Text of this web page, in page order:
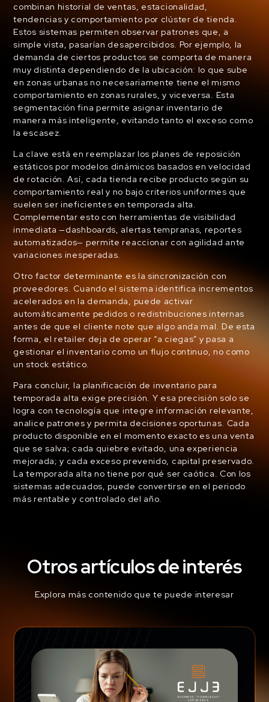
combinan historial de ventas, estacionalidad,
tendencias y comportamiento por clúster de tienda.
Estos sistemas permiten observar patrones que, a
simple vista, pasarían desapercibidos. Por ejemplo, la
demanda de ciertos productos se comporta de manera
muy distinta dependiendo de la ubicación: lo que sube
en zonas urbanas no necesariamente tiene el mismo
comportamiento en zonas rurales, y viceversa. Esta
segmentación fina permite asignar inventario de
manera más inteligente, evitando tanto el exceso como
la escasez.
La clave está en reemplazar los planes de reposición
estáticos por modelos dinámicos basados en velocidad
de rotación. Así, cada tienda recibe producto según su
comportamiento real y no bajo criterios uniformes que
suelen ser ineficientes en temporada alta.
Complementar esto con herramientas de visibilidad
inmediata —dashboards, alertas tempranas, reportes
automatizados— permite reaccionar con agilidad ante
variaciones inesperadas.
Otro factor determinante es la sincronización con
proveedores. Cuando el sistema identifica incrementos
acelerados en la demanda, puede activar
automáticamente pedidos o redistribuciones internas
antes de que el cliente note que algo anda mal. De esta
forma, el retailer deja de operar “a ciegas” y pasa a
gestionar el inventario como un flujo continuo, no como
un stock estático.
Para concluir, la planificación de inventario para
temporada alta exige precisión. Y esa precisión solo se
logra con tecnología que integre información relevante,
analice patrones y permita decisiones oportunas. Cada
producto disponible en el momento exacto es una venta
que se salva; cada quiebre evitado, una experiencia
mejorada; y cada exceso prevenido, capital preservado.
La temporada alta no tiene por qué ser caótica. Con los
sistemas adecuados, puede convertirse en el periodo
más rentable y controlado del año.
Otros artículos de interés
Explora más contenido que te puede interesar